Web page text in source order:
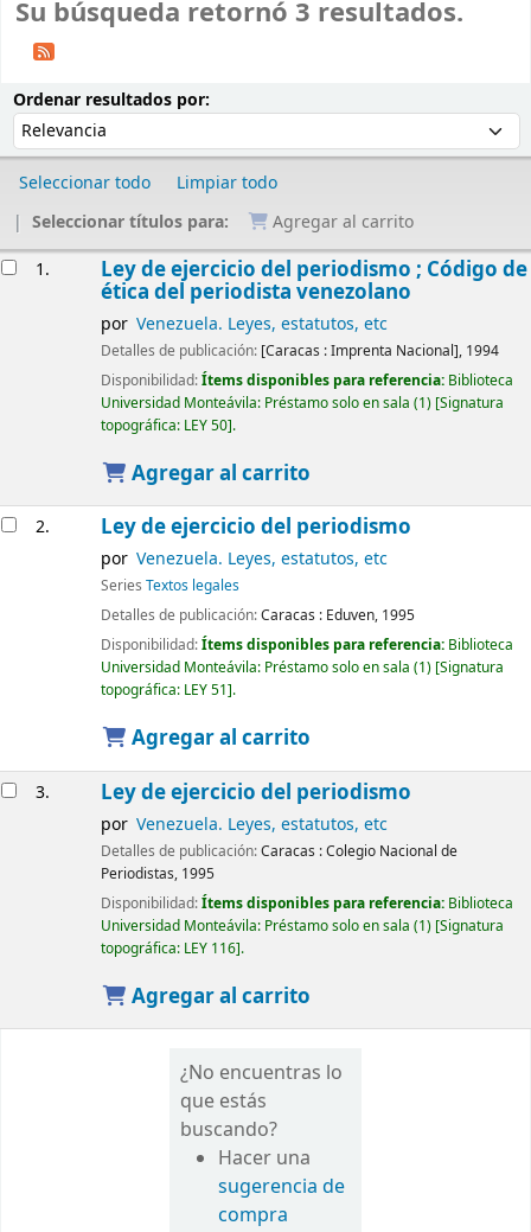
Su búsqueda retornó 3 resultados.
Ordenar resultados por:
Seleccionar todo
Limpiar todo
Seleccionar títulos para:
Agregar al carrito
1. Ley de ejercicio del periodismo ; Código de
ética del periodista venezolano
por Venezuela. Leyes, estatutos, etc
Detalles de publicación: [Caracas :Imprenta Nacional], 1994
Disponibilidad:Ítems disponibles para referencia: Biblioteca
Universidad Monteávila: Préstamo solo en sala (1) Signatura
topográfica: LEY 50 .
Agregar al carrito
2. Ley de ejercicio del periodismo
por Venezuela. Leyes, estatutos, etc
Series Textos legales
Detalles de publicación:Caracas : Eduven, 1995
Disponibilidad:Ítems disponibles para referencia: Biblioteca
Universidad Monteávila: Préstamo solo en sala (1) Signatura
topográfica: LEY 51 .
Agregar al carrito
3. Ley de ejercicio del periodismo
por Venezuela. Leyes, estatutos, etc
Detalles de publicación:Caracas :Colegio Nacional de
Periodistas, 1995
Disponibilidad:Ítems disponibles para referencia: Biblioteca
Universidad Monteávila: Préstamo solo en sala (1) Signatura
topográfica: LEY 116 .
Agregar al carrito
¿No encuentras lo
que estás
buscando?
Hacer una
sugerencia de
compra